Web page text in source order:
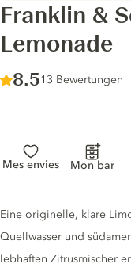
Franklin &
Lemonade
Score :
8.5/ 10
13 Bewertungen
Mes envies Mon bar
Tonic description
Eine originelle, klare
Quellwasser und
lebhaften Zitrusmischer